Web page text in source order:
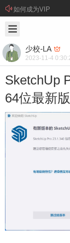
如何成为VIP
少校-LA
2023-11-4
SketchUp
64位最新
少校-LA @
SketchUp
版本更新：
吗？是第5次